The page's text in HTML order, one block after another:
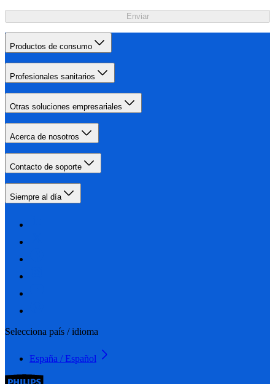
Enviar
Productos de consumo
Profesionales sanitarios
Otras soluciones empresariales
Acerca de nosotros
Contacto de soporte
Siempre al día
Selecciona país / idioma
España / Español